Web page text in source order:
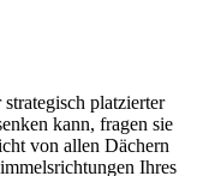
platzierter
kann, fragen sie
von allen Dächern
Ihres